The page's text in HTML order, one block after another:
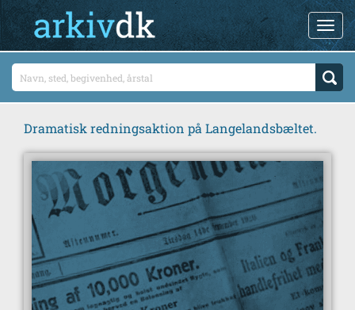
Dramatisk redningsaktion på Langelandsbæltet.